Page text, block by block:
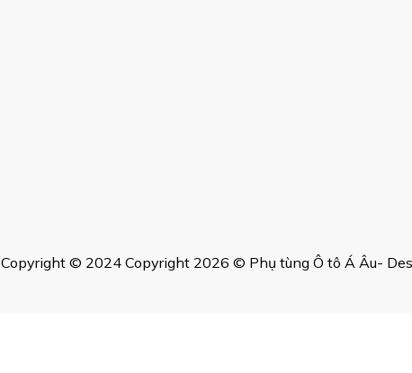
Copyright © 2024 Copyright 2026 © Phụ tùng Ô tô Á Âu-